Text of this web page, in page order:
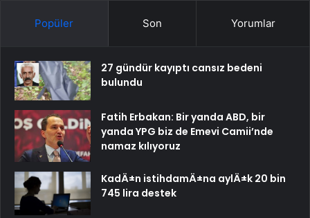
Popüler Son Yorumlar
27 gündür kayıptı cansız bedeni
bulundu
Fatih Erbakan: Bir yanda ABD, bir
yanda YPG biz de Emevi Camii’nde
namaz kılıyoruz
KadÄ±n istihdamÄ±na aylÄ±k 20 bin
745 lira destek